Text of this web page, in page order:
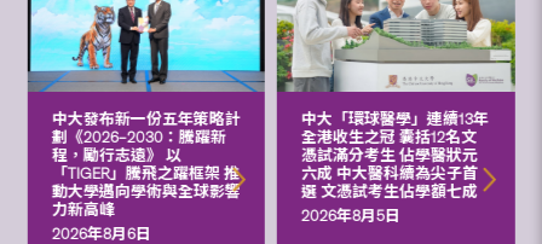
中大發布新一份五年策略計
劃《2026‒2030：騰躍新
程，勵行志遠》 以
「TIGER」騰飛之躍框架 推
動大學邁向學術與全球影響
力新高峰
2026年8月6日
中大「環球醫學」連續13年
全港收生之冠 囊括12名文
憑試滿分考生 佔學醫狀元
六成 中大醫科續為尖子首
選 文憑試考生佔學額七成
2026年8月5日